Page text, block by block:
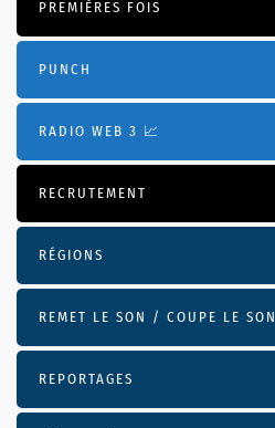
PREMIÈRES FOIS
PUNCH
RADIO WEB 3 📈
RECRUTEMENT
RÉGIONS
REMET LE SON / COUPE LE SON
REPORTAGES